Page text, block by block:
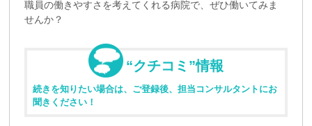
職員の働きやすさを考えてくれる病院で、ぜひ働いてみま
せんか？
“クチコミ”情報
続きを知りたい場合は、ご登録後、担当コンサルタントにお
聞きください！